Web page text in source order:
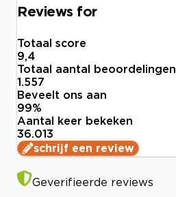
Reviews for
Totaal score
9,4
Totaal aantal beoordelingen
1.557
Beveelt ons aan
99%
Aantal keer bekeken
36.013
schrijf een review
Geverifieerde reviews